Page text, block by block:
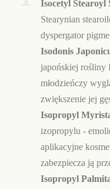
Isocetyl Stearoyl
Stearynian
dyspergator
Isodonis
japońskiej rośliny
młodzieńczy
zwiększenie jej
Isopropyl
izopropylu -
aplikacyjne
zabezpiecza ją
Isopropyl